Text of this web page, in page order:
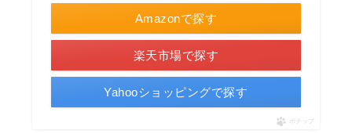
Amazonで探す
楽天市場で探す
Yahooショッピングで探す
ポチップ